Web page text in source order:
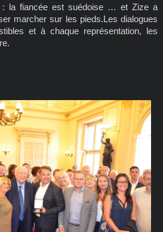
: la fiancée est suédoise … et Zize a
marcher sur les pieds.Les dialogues
et à chaque représentation, les